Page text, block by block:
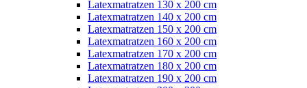
Latexmatratzen 130 x 200 cm
Latexmatratzen 140 x 200 cm
Latexmatratzen 150 x 200 cm
Latexmatratzen 160 x 200 cm
Latexmatratzen 170 x 200 cm
Latexmatratzen 180 x 200 cm
Latexmatratzen 190 x 200 cm